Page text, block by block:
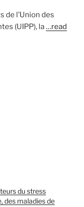
de l’Union des
(UIPP), la…read
du stress
des maladies de